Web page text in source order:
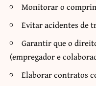
Monitorar o
Evitar acidentes de
Garantir que o
(empregador e
Elaborar contratos